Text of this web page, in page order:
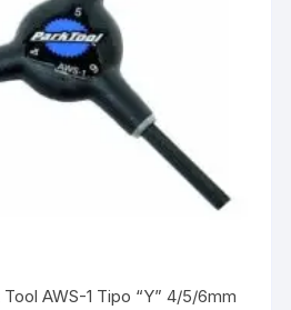
AWS-1 Tipo “Y” 4/5/6mm